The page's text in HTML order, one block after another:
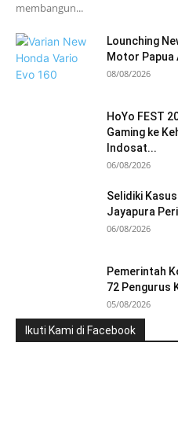
membangun...
Lounching
Motor Papua
08/08/2026
HoYo FEST
Gaming ke
Indosat...
06/08/2026
Selidiki
Jayapura
06/08/2026
Pemerintah
72 Pengurus
05/08/2026
Ikuti Kami di Facebook